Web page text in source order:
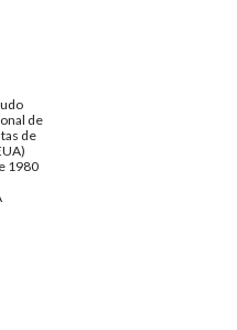
de
de
1980